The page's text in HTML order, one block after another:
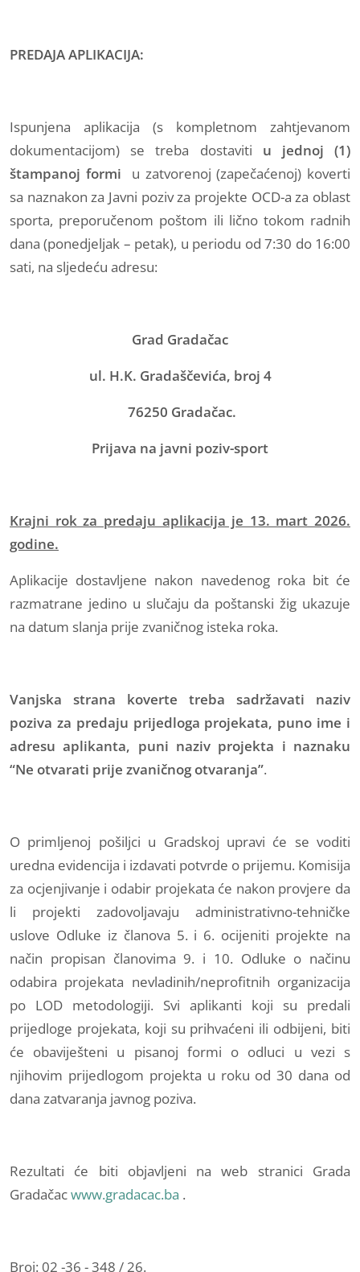
PREDAJA APLIKACIJA:
Ispunjena aplikacija (s kompletnom zahtjevanom
dokumentacijom) se treba dostaviti u jednoj (1)
štampanoj formi
u zatvorenoj (zapečaćenoj) koverti
sa naznakon za Javni poziv za projekte OCD-a za oblast
sporta, preporučenom poštom ili lično tokom radnih
dana (ponedjeljak – petak), u periodu od 7:30 do 16:00
sati, na sljedeću adresu:
Grad Gradačac
ul. H.K. Gradaščevića, broj 4
76250 Gradačac.
Prijava na javni poziv-sport
Krajni rok za predaju aplikacija je 13. mart 2026.
godine.
Aplikacije dostavljene nakon navedenog roka bit će
razmatrane jedino u slučaju da poštanski žig ukazuje
na datum slanja prije zvaničnog isteka roka.
Vanjska strana koverte treba sadržavati naziv
poziva za predaju prijedloga projekata, puno ime i
adresu aplikanta, puni naziv projekta i naznaku
“Ne otvarati prije zvaničnog otvaranja”.
O primljenoj pošiljci u Gradskoj upravi će se voditi
uredna evidencija i izdavati potvrde o prijemu. Komisija
za ocjenjivanje i odabir projekata će nakon provjere da
li projekti zadovoljavaju administrativno-tehničke
uslove Odluke iz članova 5. i 6. ocijeniti projekte na
način propisan članovima 9. i 10. Odluke o načinu
odabira projekata nevladinih/neprofitnih organizacija
po LOD metodologiji. Svi aplikanti koji su predali
prijedloge projekata, koji su prihvaćeni ili odbijeni, biti
će obaviješteni u pisanoj formi o odluci u vezi s
njihovim prijedlogom projekta u roku od 30 dana od
dana zatvaranja javnog poziva.
Rezultati će biti objavljeni na web stranici Grada
Gradačacwww.gradacac.ba .
Broj: 02 -36 - 348 / 26.